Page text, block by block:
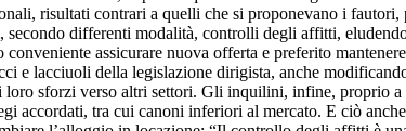
risultati contrari a quelli che si proponevano i
secondo differenti modalità, controlli degli affitti,
assicurare nuova offerta e preferito
e lacciuoli della legislazione dirigista, anche
sforzi verso altri settori. Gli inquilini, infine, proprio
accordati, tra cui canoni inferiori al mercato. E ciò